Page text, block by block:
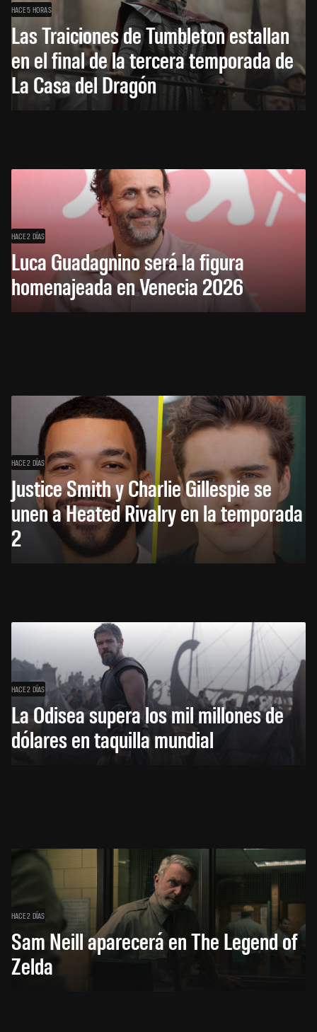
HACE 5 HORAS
Las Traiciones de Tumbleton estallan
en el final de la tercera temporada de
La Casa del Dragón
HACE 2 DÍAS
Luca Guadagnino será la figura
homenajeada en Venecia 2026
HACE 2 DÍAS
Justice Smith y Charlie Gillespie se
unen a Heated Rivalry en la temporada
2
HACE 2 DÍAS
La Odisea supera los mil millones de
dólares en taquilla mundial
HACE 2 DÍAS
Sam Neill aparecerá en The Legend of
Zelda